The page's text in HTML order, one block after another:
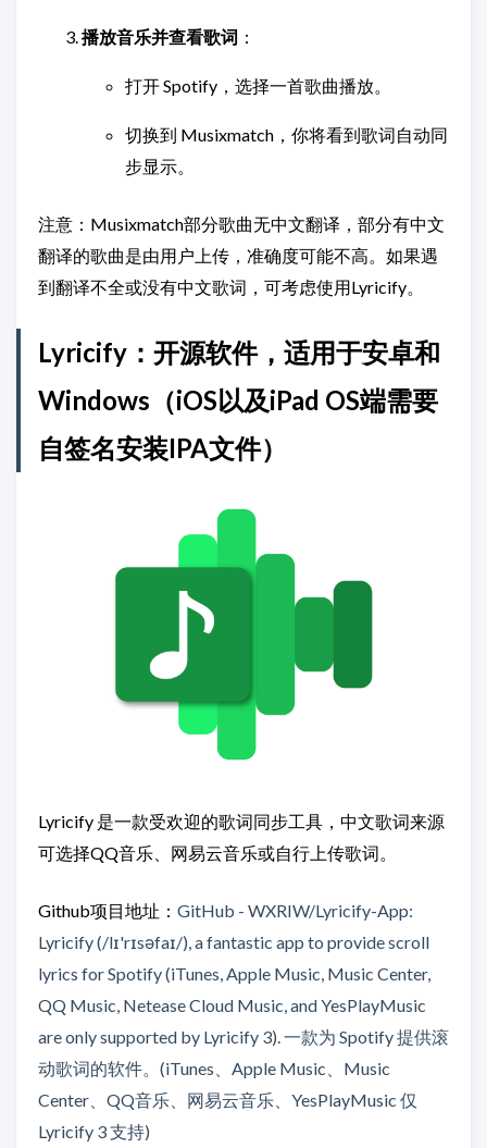
播放音乐并查看歌词 ：
打开 Spotify，选择一首歌曲播放。
切换到 Musixmatch，你将看到歌词自动同
步显示。
注意：Musixmatch部分歌曲无中文翻译，部分有中文
翻译的歌曲是由用户上传，准确度可能不高。如果遇
到翻译不全或没有中文歌词，可考虑使用Lyricify。
Lyricify：开源软件，适用于安卓和
Windows（iOS以及iPad OS端需要
自签名安装IPA文件）
Lyricify 是一款受欢迎的歌词同步工具，中文歌词来源
可选择QQ音乐、网易云音乐或自行上传歌词。
Github项目地址： GitHub - WXRIW/Lyricify-App:
Lyricify (/lɪ'rɪsəfaɪ/), a fantastic app to provide scroll
lyrics for Spotify (iTunes, Apple Music, Music Center,
QQ Music, Netease Cloud Music, and YesPlayMusic
are only supported by Lyricify 3). 一款为 Spotify 提供滚
动歌词的软件。(iTunes、Apple Music、Music
Center、QQ音乐、网易云音乐、YesPlayMusic 仅
Lyricify 3 支持)